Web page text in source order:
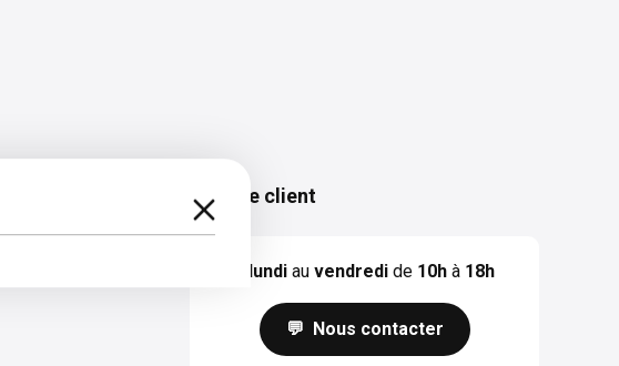
Service client
lundi au vendredi de 10h à 18h
💬 Nous contacter